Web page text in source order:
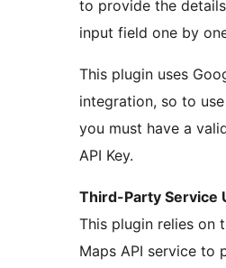
to provide the
input field one by
This plugin uses
integration, so to
you must have a
API Key.
Third-Party Service
This plugin relies on
Maps API service to